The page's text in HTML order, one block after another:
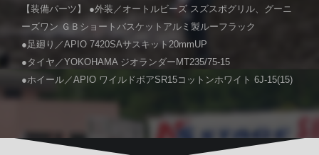
【装備パーツ】 ●外装／オートルビーズ スズスポグリル、グーニ
ーズワン ＧＢショートバスケットアルミ製ルーフラック
●足廻り／APIO 7420SAサスキット20mmUP
●タイヤ／YOKOHAMA ジオランダーMT235/75-15
●ホイール／APIO ワイルドボアSR15コットンホワイト 6J-15(15)